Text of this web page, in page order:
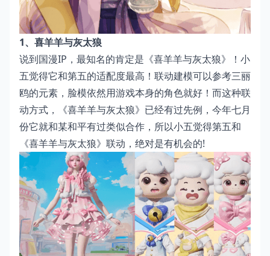
1、喜羊羊与灰太狼
说到国漫IP，最知名的肯定是《喜羊羊与灰太狼》！小
五觉得它和第五的适配度最高！联动建模可以参考三丽
鸥的元素，脸模依然用游戏本身的角色就好！而这种联
动方式，《喜羊羊与灰太狼》已经有过先例，今年七月
份它就和某和平有过类似合作，所以小五觉得第五和
《喜羊羊与灰太狼》联动，绝对是有机会的!